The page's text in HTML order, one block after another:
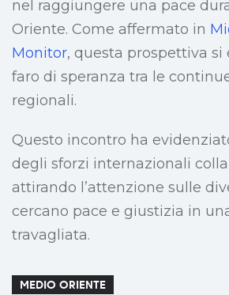
nel raggiungere una pace
Oriente. Come affermato in
Monitor, questa prospettiva si
faro di speranza tra le
regionali.
Questo incontro ha
degli sforzi internazionali
attirando l’attenzione sulle
cercano pace e giustizia in
travagliata.
MEDIO ORIENTE